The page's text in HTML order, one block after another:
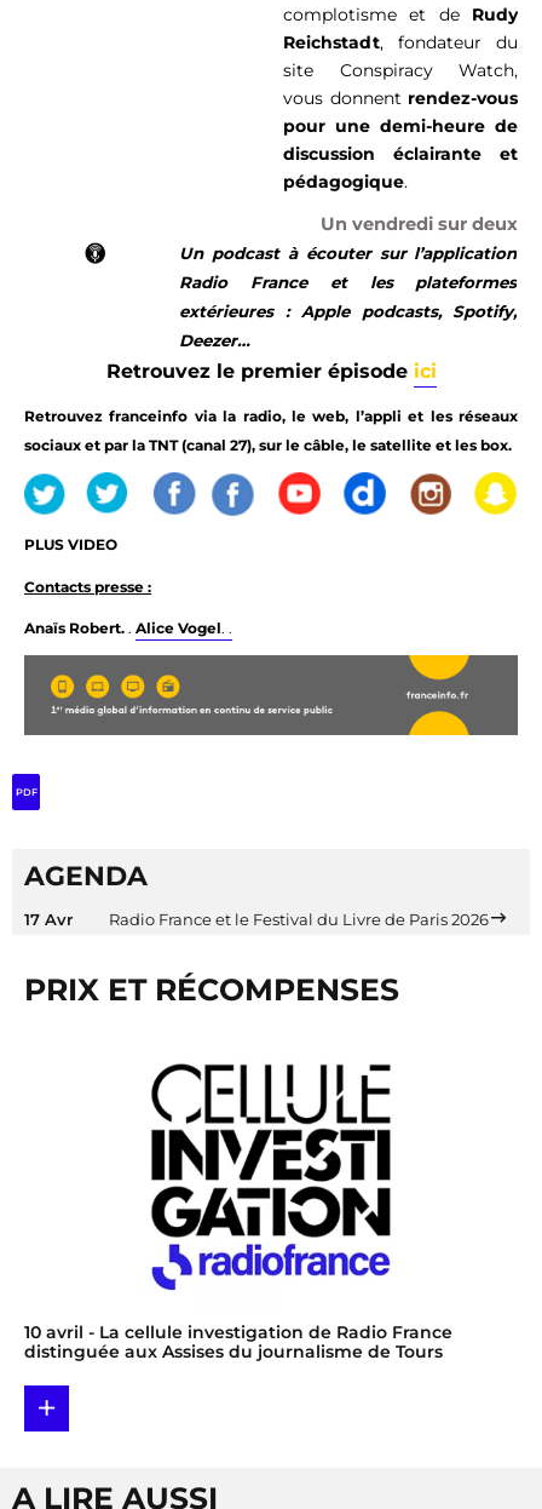
complotisme et de Rudy
Reichstadt, fondateur du
site Conspiracy Watch,
vous donnent rendez-vous
pour une demi-heure de
discussion éclairante et
pédagogique.
Un vendredi sur deux
Un podcast à écouter sur l’application
Radio France et les plateformes
extérieures : Apple podcasts, Spotify,
Deezer…
Retrouvez le premier épisode ici
Retrouvez franceinfo via la radio, le web, l’appli et les réseaux
sociaux et par la TNT (canal 27), sur le câble, le satellite et les box.
PLUS VIDEO
Contacts presse :
Anaïs Robert. . Alice Vogel. .
PDF
AGENDA
17 Avr Radio France et le Festival du Livre de Paris 2026
PRIX ET RÉCOMPENSES
10 avril - La cellule investigation de Radio France
distinguée aux Assises du journalisme de Tours
+
A LIRE AUSSI